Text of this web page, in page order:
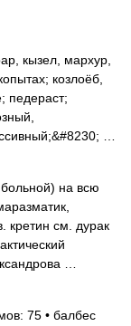
кызел, мархур,
козлоёб,
педераст;
…
на всю
кретин см. дурак
…
75 • балбес